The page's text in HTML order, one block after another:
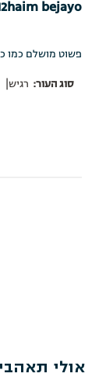
bejayo
‏פשוט מושלם כמו
סוג העור: רגיש|
אולי